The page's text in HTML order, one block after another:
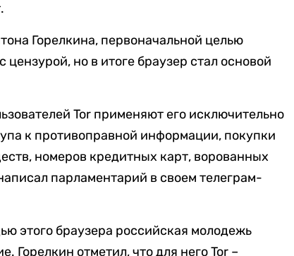
Горелкина, первоначальной целью
цензурой, но в итоге браузер стал основой
Tor применяют его исключительно
к противоправной информации, покупки
номеров кредитных карт, ворованных
парламентарий в своем телеграм-
этого браузера российская молодежь
Горелкин отметил, что для него Tor –